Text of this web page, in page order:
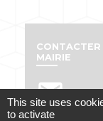
CONTACTER
MAIRIE
email
This site uses
to activate